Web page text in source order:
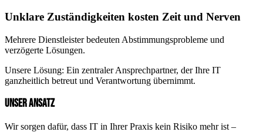
Unklare Zuständigkeiten kosten Zeit und Nerven
Mehrere Dienstleister bedeuten Abstimmungsprobleme und
verzögerte Lösungen.
Unsere Lösung: Ein zentraler Ansprechpartner, der Ihre IT
ganzheitlich betreut und Verantwortung übernimmt.
UNSER ANSATZ
Wir sorgen dafür, dass IT in Ihrer Praxis kein Risiko mehr ist –